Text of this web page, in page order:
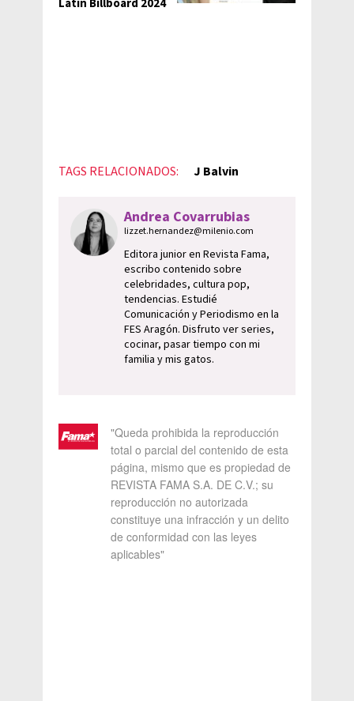
Latin Billboard 2024
TAGS RELACIONADOS: J Balvin
Andrea Covarrubias
lizzet.hernandez@milenio.com
Editora junior en Revista Fama,
escribo contenido sobre
celebridades, cultura pop,
tendencias. Estudié
Comunicación y Periodismo en la
FES Aragón. Disfruto ver series,
cocinar, pasar tiempo con mi
familia y mis gatos.
"Queda prohibida la reproducción
total o parcial del contenido de esta
página, mismo que es propiedad de
REVISTA FAMA S.A. DE C.V.; su
reproducción no autorizada
constituye una infracción y un delito
de conformidad con las leyes
aplicables"